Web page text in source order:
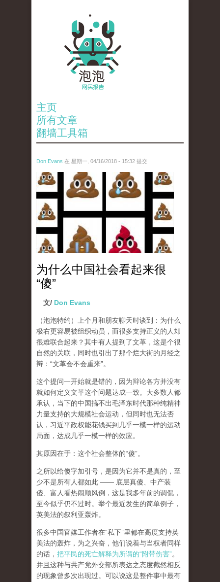
主页
所有文章
翻墙工具箱
Don Evans 在 星期一, 04/16/2018 - 15:32 提交
wechatimg1053.jpeg
为什么中国社会看起来很
“傻”
文/ Don Evans
（泡泡特约）
上个月和朋友聊天时谈到：为什么
极右更容易被组织动员，而很多支持正义的人却
很难联合起来？其中有人提到了文革，这是个很
自然的关联，同时也引出了那个烂大街的月经之
辩：“文革会不会重来”。
这个提问一开始就是错的，因为辩论各方并没有
就如何定义文革这个问题达成一致。大多数人都
承认，当下的中国搞不出毛泽东时代那种纯精神
力量支持的大规模社会运动，但同时也无法否
认，习近平政权能花钱买到几乎一模一样的运动
局面，达成几乎一模一样的效应。
其原因在于：这个社会整体的“傻”。
之所以给傻字加引号，是因为它并不是真的，至
少不是所有人都如此 —— 底层真傻、中产装
傻、富人看热闹顺风倒，这是我多年前的调侃，
至今似乎仍不过时。举个最近发生的简单例子，
英美法的叙利亚轰炸。
很多中国官媒工作者在“私下”里都在高度支持英
美法的轰炸，为之兴奋，他们说着与当权者同样
的话， 把平民的死亡解释为所谓的“附带伤害”。
并且这种与共产党外交部所表达之态度截然相反
的现象曾多次出现过。可以说这是整件事中最有